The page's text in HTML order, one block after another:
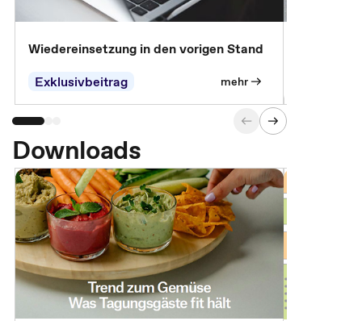
Wiedereinsetzung in den vorigen Stand
Exklusivbeitrag
mehr
Downloads